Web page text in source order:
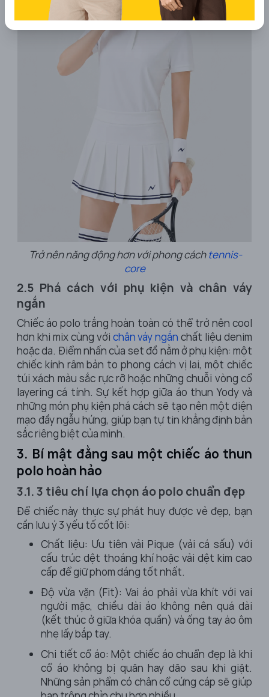
Trở nên năng động hơn với phong cáchtennis-
core
2.5 Phá cách với phụ kiện và chân váy
ngắn
Chiếc áo polo trắng hoàn toàn có thể trở nên cool
hơn khi mix cùng với chân váy ngắn chất liệu denim
hoặc da. Điểm nhấn của set đồ nằm ở phụ kiện: một
chiếc kính râm bản to phong cách vị lai, một chiếc
túi xách màu sắc rực rỡ hoặc những chuỗi vòng cổ
layering cá tính. Sự kết hợp giữa áo thun Yody và
những món phụ kiện phá cách sẽ tạo nên một diện
mạo đầy ngẫu hứng, giúp bạn tự tin khẳng định bản
sắc riêng biệt của mình.
3. Bí mật đằng sau một chiếc áo thun
polo hoàn hảo
3.1. 3 tiêu chí lựa chọn áo polo chuẩn đẹp
Để chiếc này thực sự phát huy được vẻ đẹp, bạn
cần lưu ý 3 yếu tố cốt lõi:
Chất liệu: Ưu tiên vải Pique (vải cá sấu) với
cấu trúc dệt thoáng khí hoặc vải dệt kim cao
cấp để giữ phom dáng tốt nhất.
Độ vừa vặn (Fit): Vai áo phải vừa khít với vai
người mặc, chiều dài áo không nên quá dài
(kết thúc ở giữa khóa quần) và ống tay áo ôm
nhẹ lấy bắp tay.
Chi tiết cổ áo: Một chiếc áo chuẩn đẹp là khi
cổ áo không bị quăn hay dão sau khi giặt.
Những sản phẩm có chân cổ cứng cáp sẽ giúp